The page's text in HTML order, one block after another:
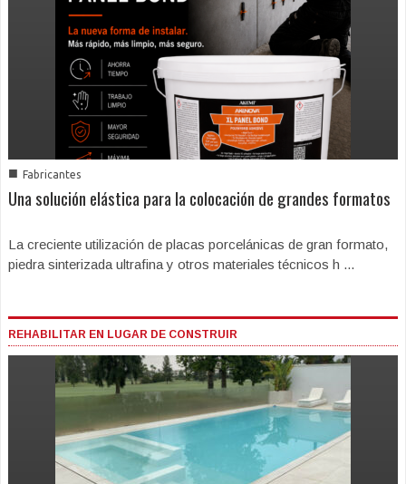
■ Fabricantes
Una solución elástica para la colocación de grandes formatos
La creciente utilización de placas porcelánicas de gran formato,
piedra sinterizada ultrafina y otros materiales técnicos h ...
REHABILITAR EN LUGAR DE CONSTRUIR